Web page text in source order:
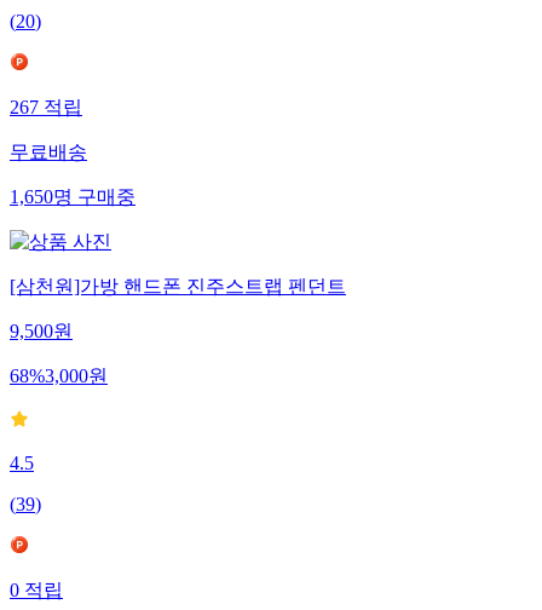
(20)
267적립
무료배송
1,650명구매중
[삼천원]가방 핸드폰 진주스트랩 펜던트
9,500원
68%3,000원
4.5
(39)
0적립